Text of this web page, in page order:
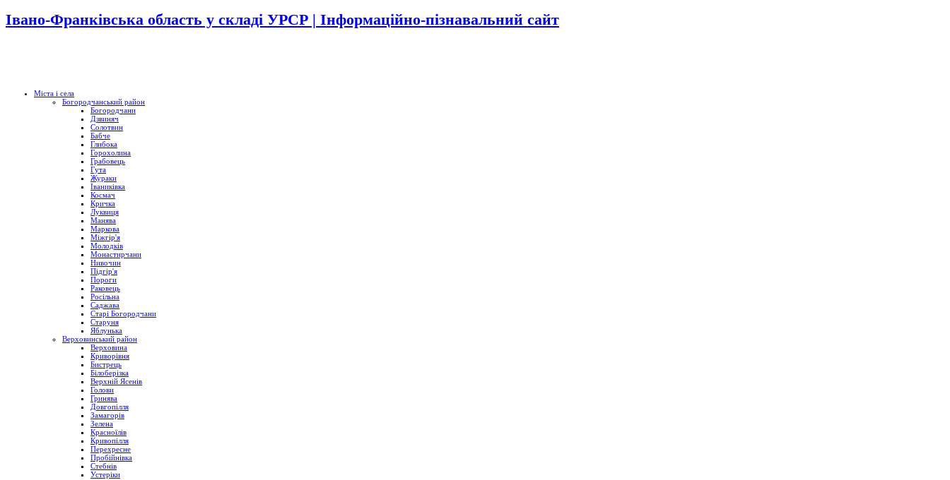
Івано-Франківська область у складі УРСР | Інформаційно-пізнавальний сайт
Міста і села
Богородчанський район
Богородчани
Дзвиняч
Солотвин
Бабче
Глибока
Горохолина
Грабовець
Гута
Жураки
Іваниківка
Космач
Кричка
Луквиця
Манява
Маркова
Міжгір'я
Молодків
Монастирчани
Нивочин
Підгір'я
Пороги
Раковець
Росільна
Саджава
Старі Богородчани
Старуня
Яблунька
Верховинський район
Верховина
Криворівня
Бистрець
Білоберізка
Верхній Ясенів
Голови
Гринява
Довгопілля
Замагорів
Зелена
Красноїлів
Кривопілля
Перехресне
Пробійнівка
Стебнів
Устеріки